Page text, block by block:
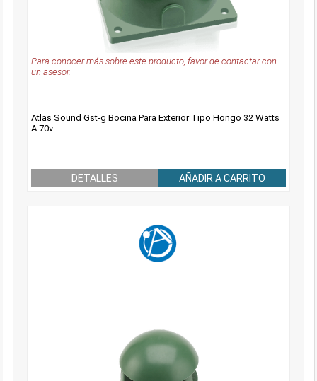
Para conocer más sobre este producto, favor de contactar con
un asesor.
Atlas Sound Gst-g Bocina Para Exterior Tipo Hongo 32 Watts
A 70v
DETALLES AÑADIR A CARRITO